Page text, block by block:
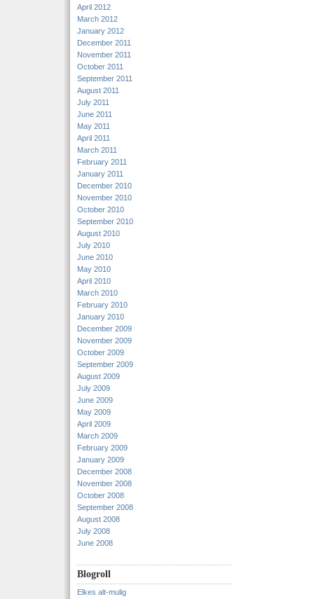
April 2012
March 2012
January 2012
December 2011
November 2011
October 2011
September 2011
August 2011
July 2011
June 2011
May 2011
April 2011
March 2011
February 2011
January 2011
December 2010
November 2010
October 2010
September 2010
August 2010
July 2010
June 2010
May 2010
April 2010
March 2010
February 2010
January 2010
December 2009
November 2009
October 2009
September 2009
August 2009
July 2009
June 2009
May 2009
April 2009
March 2009
February 2009
January 2009
December 2008
November 2008
October 2008
September 2008
August 2008
July 2008
June 2008
Blogroll
Elkes alt-mulig